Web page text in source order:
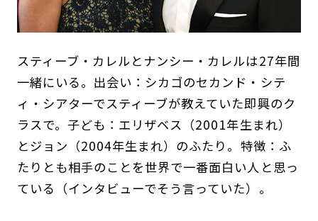
スティーブ・カレルとナンシー・カレルは27年間
一緒にいる。出会い：シカゴのセカンド・シテ
ィ・シアターでスティーブが教えていた即興のク
ラスで。子ども：エリザベス（2001年生まれ）
とジョン（2004年生まれ）のふたり。特徴：ふ
たりとも相手のことを世界で一番面白い人と思っ
ている（インタビューでそう言っていた）。